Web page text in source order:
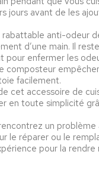
jours avant de les
rabattable anti-odeur
d’une main. Il
pour enfermer les
composteur
facilement.
cet accessoire de
en toute simplicité
un
le réparer ou le
pour la rendre